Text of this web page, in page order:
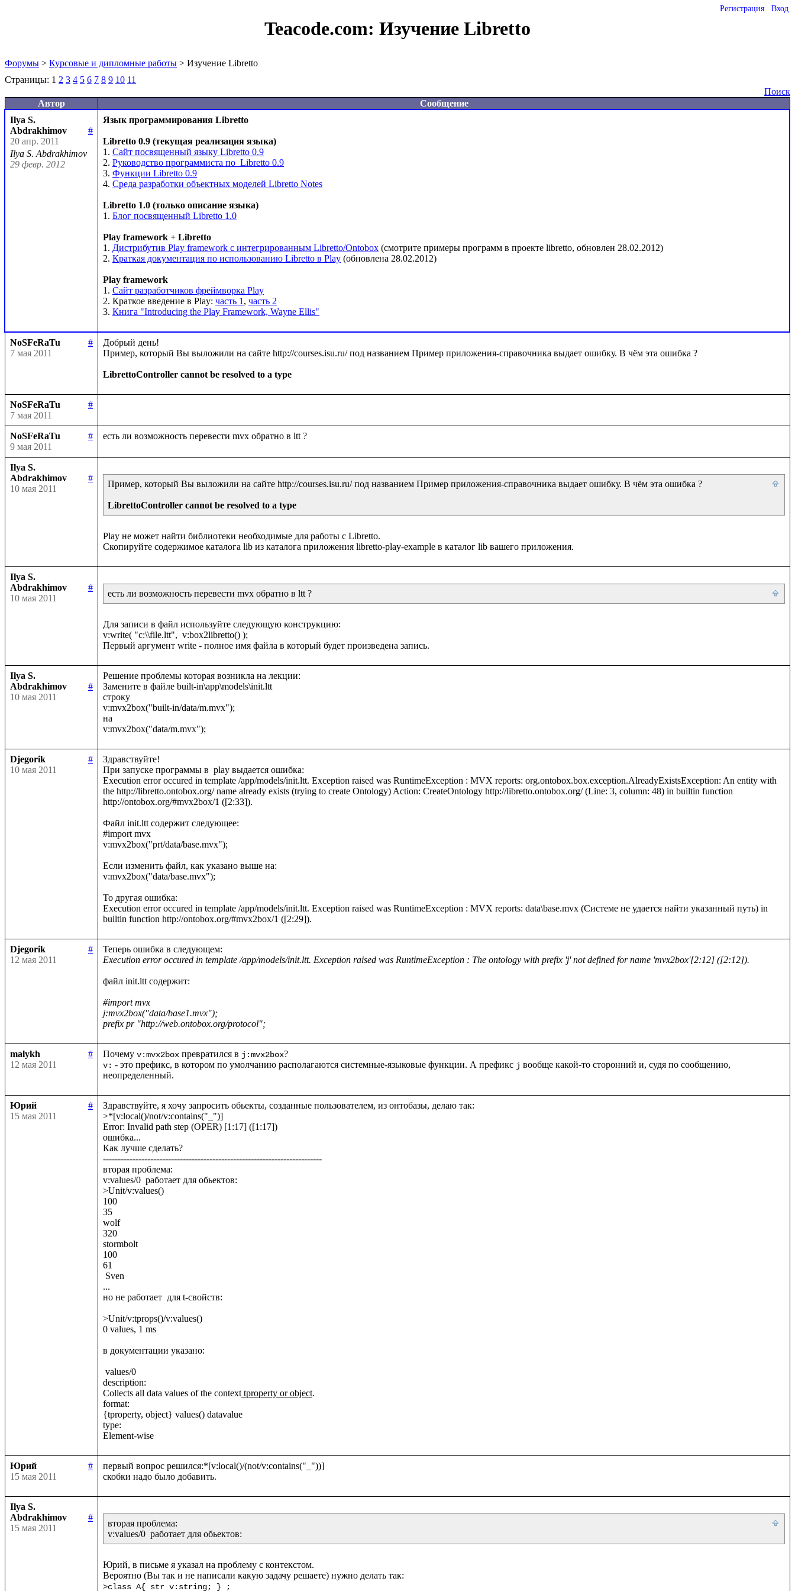
Регистрация Вход
Teacode.com: Изучение Libretto
Форумы > Курсовые и дипломные работы > Изучение Libretto
Страницы: 1 2 3 4 5 6 7 8 9 10 11
Поиск
Автор
Сообщение
Ilya S.
Abdrakhimov
#
20 апр. 2011
Ilya S. Abdrakhimov
29 февр. 2012
Язык программирования Libretto
Libretto 0.9 (текущая реализация языка)
1. Сайт посвященный языку Libretto 0.9
2. Руководство программиста по  Libretto 0.9
3. Функции Libretto 0.9
4. Среда разработки объектных моделей Libretto Notes
Libretto 1.0 (только описание языка)
1. Блог посвященный Libretto 1.0
Play framework + Libretto
1. Дистрибутив Play framework c интегрированным Libretto/Ontobox (смотрите примеры программ в проекте libretto, обновлен 28.02.2012)
2. Краткая документация по использованию Libretto в Play (обновлена 28.02.2012)
Play framework
1. Сайт разработчиков фреймворка Play
2. Краткое введение в Play: часть 1 , часть 2
3. Книга "Introducing the Play Framework, Wayne Ellis"
NoSFeRaTu
#
7 мая 2011
Добрый день!
Пример, который Вы выложили на сайте http://courses.isu.ru/ под названием Пример приложения-справочника выдает ошибку. В чём эта ошибка ?
LibrettoController cannot be resolved to a type
NoSFeRaTu
#
7 мая 2011
NoSFeRaTu
#
9 мая 2011
Ilya S.
Abdrakhimov
#
10 мая 2011
Пример, который Вы выложили на сайте http://courses.isu.ru/ под названием Пример приложения-справочника выдает ошибку. В чём эта ошибка ?
LibrettoController cannot be resolved to a type
Play не может найти библиотеки необходимые для работы с Libretto.
Ilya S.
Abdrakhimov
#
10 мая 2011
есть ли возможность перевести mvx обратно в ltt ?
Для записи в файл используйте следующую конструкцию:
v:write( "c:\\file.ltt",  v:box2libretto() );
Ilya S.
Abdrakhimov
#
10 мая 2011
Решение проблемы которая возникла на лекции:
Замените в файле built-in\app\models\init.ltt
строку
v:mvx2box("built-in/data/m.mvx");
на
Djegorik
#
10 мая 2011
Здравствуйте!
При запуске программы в  play выдается ошибка:
Execution error occured in template /app/models/init.ltt. Exception raised was RuntimeException : MVX reports: org.ontobox.box.exception.AlreadyExistsException: An entity with
the http://libretto.ontobox.org/ name already exists (trying to create Ontology) Action: CreateOntology http://libretto.ontobox.org/ (Line: 3, column: 48) in builtin function
http://ontobox.org/#mvx2box/1 ([2:33]).
Файл init.ltt содержит следующее:
#import mvx
v:mvx2box("prt/data/base.mvx");
Если изменить файл, как указано выше на:
v:mvx2box("data/base.mvx");
То другая ошибка:
Execution error occured in template /app/models/init.ltt. Exception raised was RuntimeException : MVX reports: data\base.mvx (Системе не удается найти указанный путь) in
Djegorik
#
12 мая 2011
Execution error occured in template /app/models/init.ltt. Exception raised was RuntimeException : The ontology with prefix 'j' not defined for name 'mvx2box'[2:12] ([2:12]).
файл init.ltt содержит:
#import mvx
j:mvx2box("data/base1.mvx");
prefix pr "http://web.ontobox.org/protocol";
malykh
#
12 мая 2011
Почему v:mvx2box превратился в j:mvx2box
v: - это префикс, в котором по умолчанию располагаются системные-языковые функции. А префикс j вообще какой-то сторонний и, судя по сообщению,
неопределенный.
Юрий
#
15 мая 2011
Здравствуйте, я хочу запросить обьекты, созданные пользователем, из онтобазы, делаю так:
>*[v:local()/not/v:contains("_")]
Error: Invalid path step (OPER) [1:17] ([1:17])
ошибка...
Как лучше сделать?
--------------------------------------------------------------------------
вторая проблема:
v:values/0  работает для обьектов:
>Unit/v:values()
100
35
wolf
320
stormbolt
100
61
...
но не работает  для t-свойств:
>Unit/v:tprops()/v:values()
0 values, 1 ms
в документации указано:
description:
Collects all data values of the context tproperty or object.
format:
{tproperty, object} values() datavalue
type:
Юрий
#
15 мая 2011
первый вопрос решился:*[v:local()/(not/v:contains("_"))]
Ilya S.
Abdrakhimov
#
15 мая 2011
вторая проблема:
Юрий, в письме я указал на проблему с контекстом.
>class A{ str v:string; } ;